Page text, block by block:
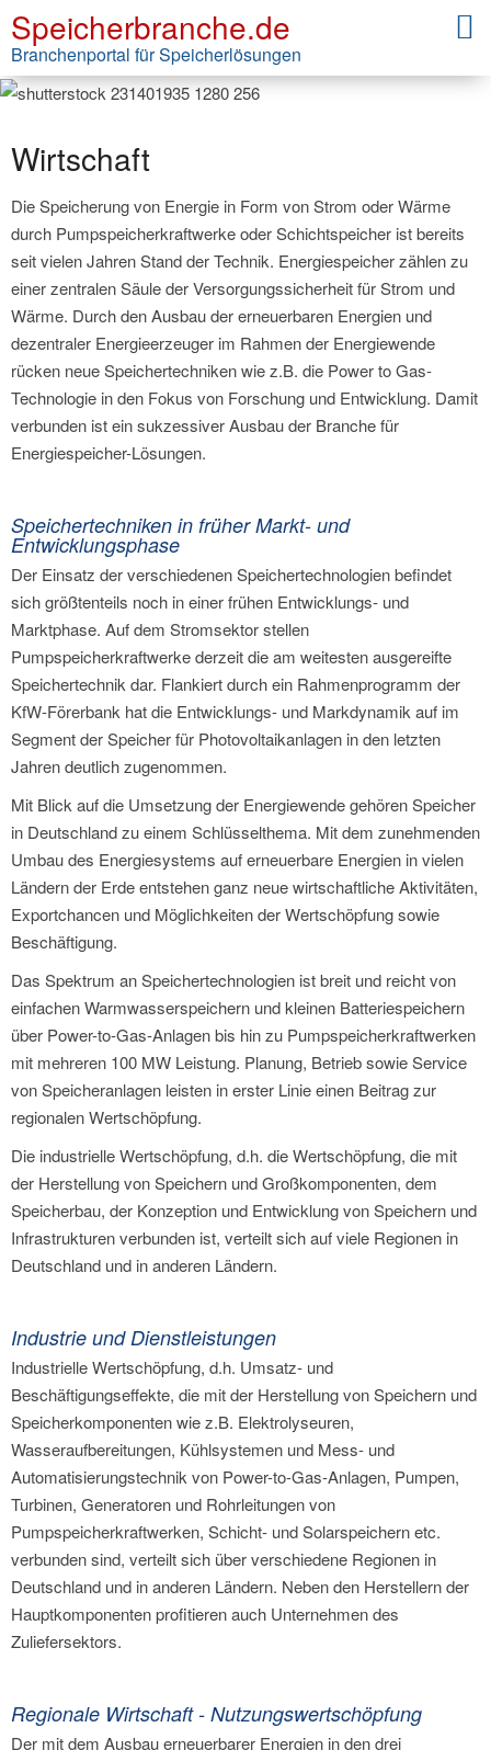
Speicherbranche.de
Branchenportal für Speicherlösungen
Wirtschaft
Die Speicherung von Energie in Form von Strom oder Wärme
durch Pumpspeicherkraftwerke oder Schichtspeicher ist bereits
seit vielen Jahren Stand der Technik. Energiespeicher zählen zu
einer zentralen Säule der Versorgungssicherheit für Strom und
Wärme. Durch den Ausbau der erneuerbaren Energien und
dezentraler Energieerzeuger im Rahmen der Energiewende
rücken neue Speichertechniken wie z.B. die Power to Gas-
Technologie in den Fokus von Forschung und Entwicklung. Damit
verbunden ist ein sukzessiver Ausbau der Branche für
Energiespeicher-Lösungen.
Speichertechniken in früher Markt- und
Entwicklungsphase
Der Einsatz der verschiedenen Speichertechnologien befindet
sich größtenteils noch in einer frühen Entwicklungs- und
Marktphase. Auf dem Stromsektor stellen
Pumpspeicherkraftwerke derzeit die am weitesten ausgereifte
Speichertechnik dar. Flankiert durch ein Rahmenprogramm der
KfW-Förerbank hat die Entwicklungs- und Markdynamik auf im
Segment der Speicher für Photovoltaikanlagen in den letzten
Jahren deutlich zugenommen.
Mit Blick auf die Umsetzung der Energiewende gehören Speicher
in Deutschland zu einem Schlüsselthema. Mit dem zunehmenden
Umbau des Energiesystems auf erneuerbare Energien in vielen
Ländern der Erde entstehen ganz neue wirtschaftliche Aktivitäten,
Exportchancen und Möglichkeiten der Wertschöpfung sowie
Beschäftigung.
Das Spektrum an Speichertechnologien ist breit und reicht von
einfachen Warmwasserspeichern und kleinen Batteriespeichern
über Power-to-Gas-Anlagen bis hin zu Pumpspeicherkraftwerken
mit mehreren 100 MW Leistung. Planung, Betrieb sowie Service
von Speicheranlagen leisten in erster Linie einen Beitrag zur
regionalen Wertschöpfung.
Die industrielle Wertschöpfung, d.h. die Wertschöpfung, die mit
der Herstellung von Speichern und Großkomponenten, dem
Speicherbau, der Konzeption und Entwicklung von Speichern und
Infrastrukturen verbunden ist, verteilt sich auf viele Regionen in
Deutschland und in anderen Ländern.
Industrie und Dienstleistungen
Industrielle Wertschöpfung, d.h. Umsatz- und
Beschäftigungseffekte, die mit der Herstellung von Speichern und
Speicherkomponenten wie z.B. Elektrolyseuren,
Wasseraufbereitungen, Kühlsystemen und Mess- und
Automatisierungstechnik von Power-to-Gas-Anlagen, Pumpen,
Turbinen, Generatoren und Rohrleitungen von
Pumpspeicherkraftwerken, Schicht- und Solarspeichern etc.
verbunden sind, verteilt sich über verschiedene Regionen in
Deutschland und in anderen Ländern. Neben den Herstellern der
Hauptkomponenten profitieren auch Unternehmen des
Zuliefersektors.
Regionale Wirtschaft - Nutzungswertschöpfung
Der mit dem Ausbau erneuerbarer Energien in den drei